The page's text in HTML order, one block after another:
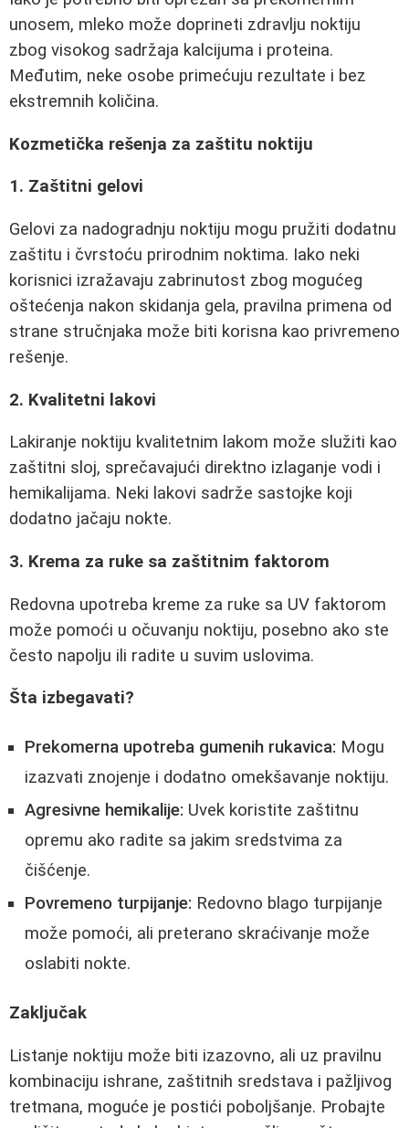
unosem, mleko može doprineti zdravlju noktiju
zbog visokog sadržaja kalcijuma i proteina.
Međutim, neke osobe primećuju rezultate i bez
ekstremnih količina.
Kozmetička rešenja za zaštitu noktiju
1. Zaštitni gelovi
Gelovi za nadogradnju noktiju mogu pružiti dodatnu
zaštitu i čvrstoću prirodnim noktima. Iako neki
korisnici izražavaju zabrinutost zbog mogućeg
oštećenja nakon skidanja gela, pravilna primena od
strane stručnjaka može biti korisna kao privremeno
rešenje.
2. Kvalitetni lakovi
Lakiranje noktiju kvalitetnim lakom može služiti kao
zaštitni sloj, sprečavajući direktno izlaganje vodi i
hemikalijama. Neki lakovi sadrže sastojke koji
dodatno jačaju nokte.
3. Krema za ruke sa zaštitnim faktorom
Redovna upotreba kreme za ruke sa UV faktorom
može pomoći u očuvanju noktiju, posebno ako ste
često napolju ili radite u suvim uslovima.
Šta izbegavati?
Prekomerna upotreba gumenih rukavica: Mogu
izazvati znojenje i dodatno omekšavanje noktiju.
Agresivne hemikalije: Uvek koristite zaštitnu
opremu ako radite sa jakim sredstvima za
čišćenje.
Povremeno turpijanje: Redovno blago turpijanje
može pomoći, ali preterano skraćivanje može
oslabiti nokte.
Zaključak
Listanje noktiju može biti izazovno, ali uz pravilnu
kombinaciju ishrane, zaštitnih sredstava i pažljivog
tretmana, moguće je postići poboljšanje. Probajte